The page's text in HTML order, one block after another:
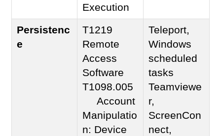
Execution
Persistenc
e
T1219
Remote
Access
Software
T1098.005
Account
Manipulatio
n: Device
Teleport,
Windows
scheduled
tasks
Teamviewe
r,
ScreenCon
nect,